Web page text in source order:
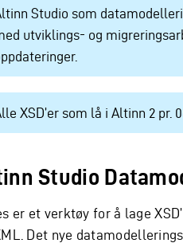
Studio som
utviklings- og
XSD’er som lå i Altinn 2 pr.
Studio
er et verktøy for å lage
Det nye